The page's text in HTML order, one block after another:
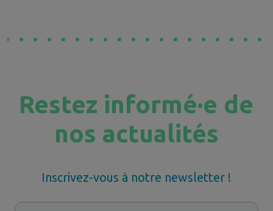
Restez informé·e de
nos actualités
Inscrivez-vous à notre newsletter !